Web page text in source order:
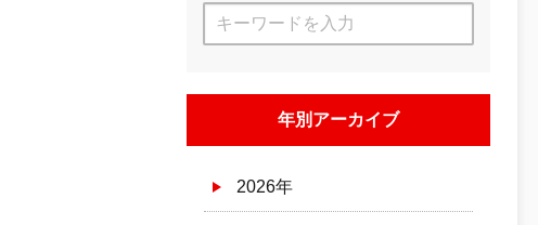
年別アーカイブ
2026年